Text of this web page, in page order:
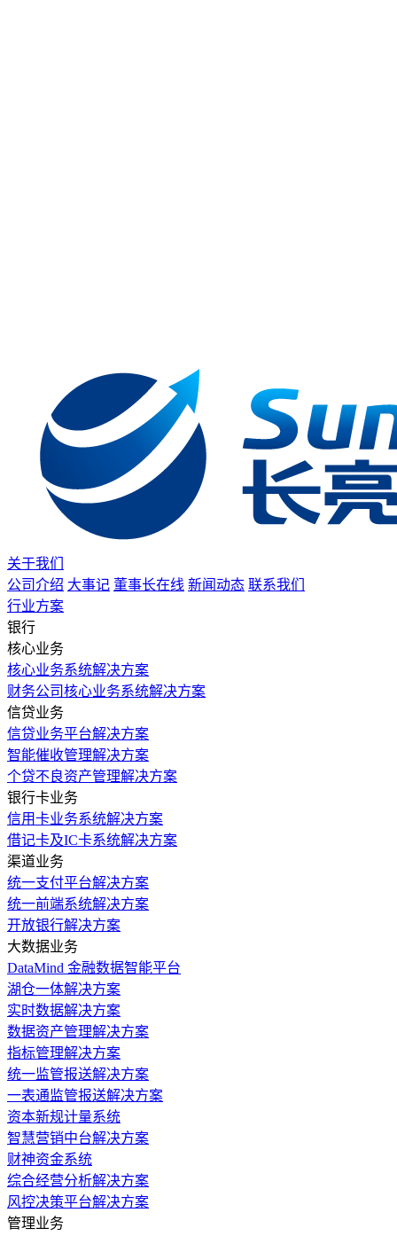
关于我们
公司介绍 大事记 董事长在线 新闻动态 联系我们
行业方案
银行
核心业务
核心业务系统解决方案
财务公司核心业务系统解决方案
信贷业务
信贷业务平台解决方案
智能催收管理解决方案
个贷不良资产管理解决方案
银行卡业务
信用卡业务系统解决方案
借记卡及IC卡系统解决方案
渠道业务
统一支付平台解决方案
统一前端系统解决方案
开放银行解决方案
大数据业务
DataMind 金融数据智能平台
湖仓一体解决方案
实时数据解决方案
数据资产管理解决方案
指标管理解决方案
统一监管报送解决方案
一表通监管报送解决方案
资本新规计量系统
智慧营销中台解决方案
财神资金系统
综合经营分析解决方案
风控决策平台解决方案
管理业务